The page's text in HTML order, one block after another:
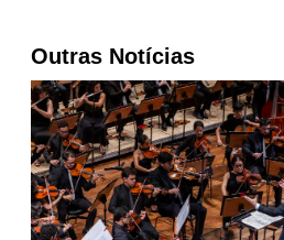
Outras Notícias